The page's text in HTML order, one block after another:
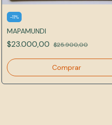
-11%
MAPAMUNDI
$23.000,00 $25.900,00